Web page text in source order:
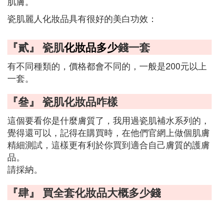
瓷肌麗人化妝品具有很好的美白功效：
『貳』 瓷肌化妝品多少錢一套
有不同種類的，價格都會不同的，一般是200元以上
一套。
『叄』 瓷肌化妝品咋樣
這個要看你是什麼膚質了，我用過瓷肌補水系列的，
覺得還可以，記得在購買時，在他們官網上做個肌膚
精細測試，這樣更有利於你買到適合自己膚質的護膚
品。
請採納。
『肆』 買全套化妝品大概多少錢